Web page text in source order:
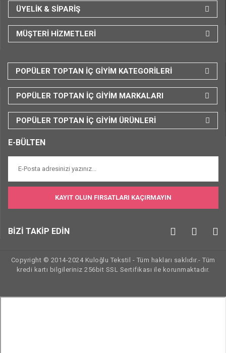
ÜYELİK & SİPARİŞ
MÜŞTERİ HİZMETLERİ
POPÜLER TOPTAN İÇ GİYİM KATEGORİLERİ
POPÜLER TOPTAN İÇ GİYİM MARKALARI
POPÜLER TOPTAN İÇ GİYİM ÜRÜNLERİ
E-BÜLTEN
KAYIT OLUN FIRSATLARI KAÇIRMAYIN
BİZİ TAKİP EDİN
Copyright © 2014-2024 Kuloğlu Tekstil - Tüm hakları saklıdır.- Tüm
kredi kartı bilgileriniz 256bit SSL Sertifikası ile korunmaktadır.